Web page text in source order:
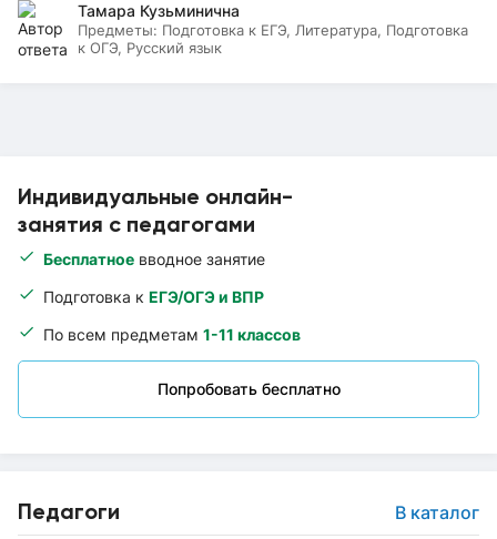
Индивидуальные онлайн-
занятия с педагогами
Бесплатное вводное занятие
Подготовка к ЕГЭ/ОГЭ и ВПР
По всем предметам 1-11 классов
Попробовать бесплатно
Педагоги В каталог
Тамара Кузьминична
Предметы: Подготовка к ЕГЭ, Литература, Подготовка
к ОГЭ, Русский язык